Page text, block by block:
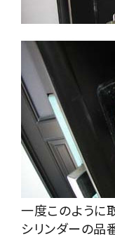
一度このように
シリンダーの品